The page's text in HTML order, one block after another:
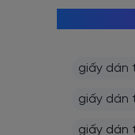
giấy dán
giấy dán
giấy dán